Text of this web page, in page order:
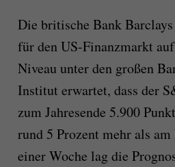
Die britische Bank
für den US-Finanzmarkt
Niveau unter den großen
Institut erwartet, dass der
zum Jahresende 5.900
rund 5 Prozent mehr als
einer Woche lag die